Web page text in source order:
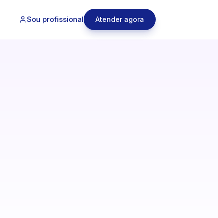
Sou profissional Atender agora